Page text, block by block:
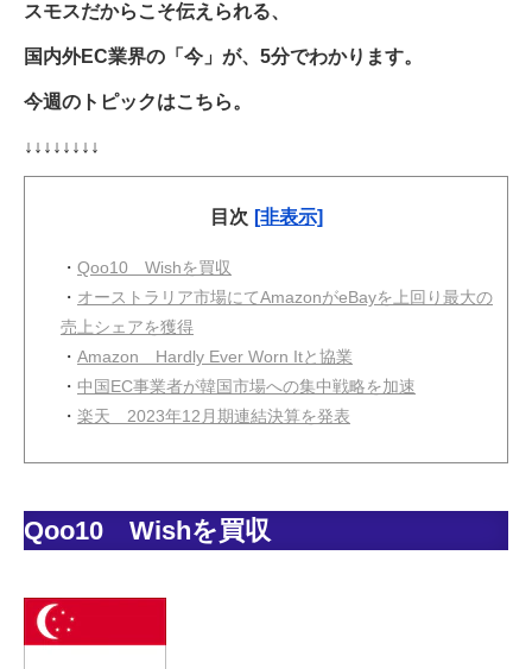
スモスだからこそ伝えられる、
国内外EC業界の「今」が、5分でわかります。
今週のトピックはこちら。
↓↓↓↓↓↓↓↓
目次 [非表示]
・ Qoo10 Wishを買収
・ オーストラリア市場にてAmazonがeBayを上回り最大の
売上シェアを獲得
・ Amazon Hardly Ever Worn Itと協業
・ 中国EC事業者が韓国市場への集中戦略を加速
・ 楽天 2023年12月期連結決算を発表
Qoo10 Wishを買収